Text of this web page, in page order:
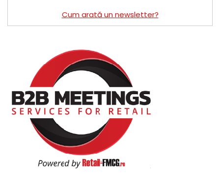
Cum arată un newsletter?